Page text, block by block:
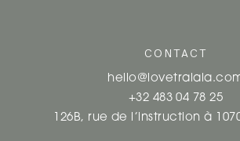
CONTACT
+32 483 04 78 25
126B, rue de l’instruction à